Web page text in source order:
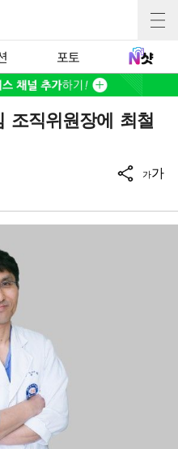
포토
조직위원장에 최철
가가